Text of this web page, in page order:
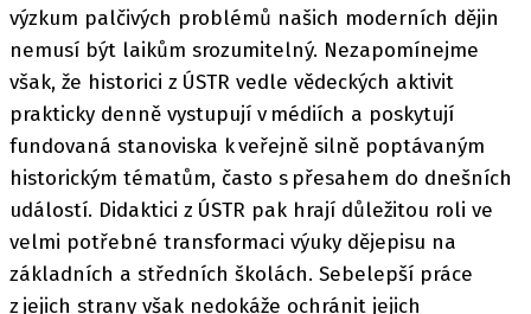
výzkum palčivých problémů našich moderních dějin
nemusí být laikům srozumitelný. Nezapomínejme
však, že historici z ÚSTR vedle vědeckých aktivit
prakticky denně vystupují v médiích a poskytují
fundovaná stanoviska k veřejně silně poptávaným
historickým tématům, často s přesahem do dnešních
událostí. Didaktici z ÚSTR pak hrají důležitou roli ve
velmi potřebné transformaci výuky dějepisu na
základních a středních školách. Sebelepší práce
z jejich strany však nedokáže ochránit jejich